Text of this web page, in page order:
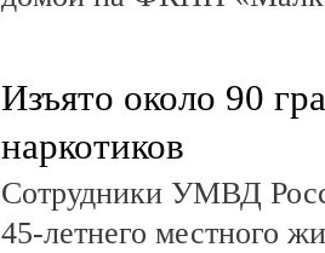
Изъято около 90
наркотиков
Сотрудники УМВД
45-летнего местного